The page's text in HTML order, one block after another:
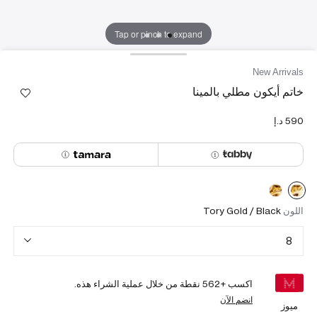
Tap or pinch to expand
New Arrivals
خاتم أيكون مطلي بالمينا
اللون Tory Gold / Black
8
ميوز
اكسب +562 نقطة من خلال عملية الشراء هذه.
انضم الآن